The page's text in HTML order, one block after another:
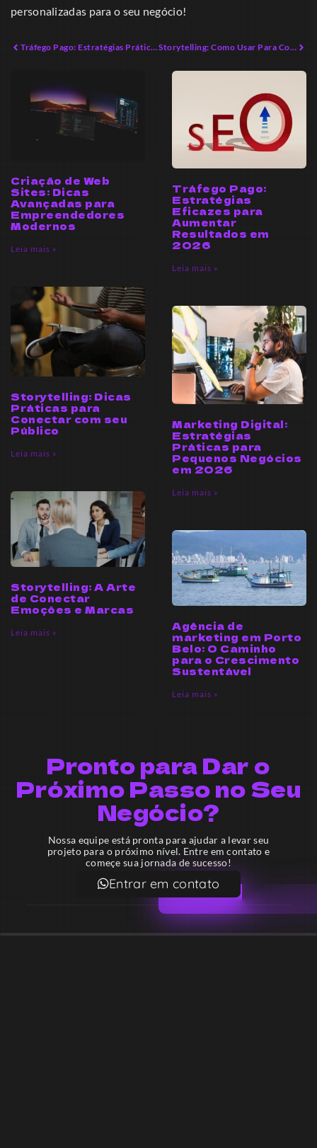
personalizadas para o seu negócio!
Tráfego Pago: Estratégias Práticas para Maximizar Resultados Storytelling: Como Usar Para Conquistar Seu Público
Criação de Web
Sites: Dicas
Avançadas para
Empreendedores
Modernos
Leia mais »
Tráfego Pago:
Estratégias
Eficazes para
Aumentar
Resultados em
2026
Leia mais »
Storytelling: Dicas
Práticas para
Conectar com seu
Público
Leia mais »
Marketing Digital:
Estratégias
Práticas para
Pequenos Negócios
em 2026
Leia mais »
Storytelling: A Arte
de Conectar
Emoções e Marcas
Leia mais »
Agência de
marketing em Porto
Belo: O Caminho
para o Crescimento
Sustentável
Leia mais »
Pronto para Dar o
Próximo Passo no Seu
Negócio?
Nossa equipe está pronta para ajudar a levar seu
projeto para o próximo nível. Entre em contato e
começe sua jornada de sucesso!
Entrar em contato